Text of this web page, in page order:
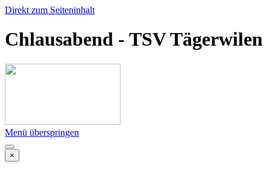
Direkt zum Seiteninhalt
Chlausabend - TSV Tägerwilen
Menü überspringen
×